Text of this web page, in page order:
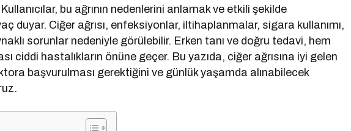
bu ağrının nedenlerini anlamak ve etkili şekilde
duyar. Ciğer ağrısı, enfeksiyonlar, iltihaplanmalar, sigara kullanımı,
sorunlar nedeniyle görülebilir. Erken tanı ve doğru tedavi, hem
ciddi hastalıkların önüne geçer. Bu yazıda, ciğer ağrısına iyi gelen
başvurulması gerektiğini ve günlük yaşamda alınabilecek